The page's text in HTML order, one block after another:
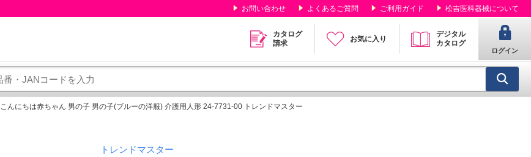
お問い合わせ よくあるご質問 ご利用ガイド 松吉医科器械について
カタログ
請求
お気に入り
デジタル
カタログ
ログイン
こんにちは赤ちゃん 男の子 男の子(ブルーの洋服) 介護用人形 24-7731-00 トレンドマスター
トレンドマスター